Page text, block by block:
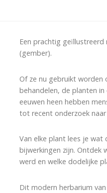
Een prachtig geïllustreerd
(gember).
Of ze nu gebruikt
behandelen, de planten
eeuwen heen hebben
tot recent onderzoek
Van elke plant lees je
bijwerkingen zijn. Ontdek
werd en welke dodelijke
Dit modern herbarium